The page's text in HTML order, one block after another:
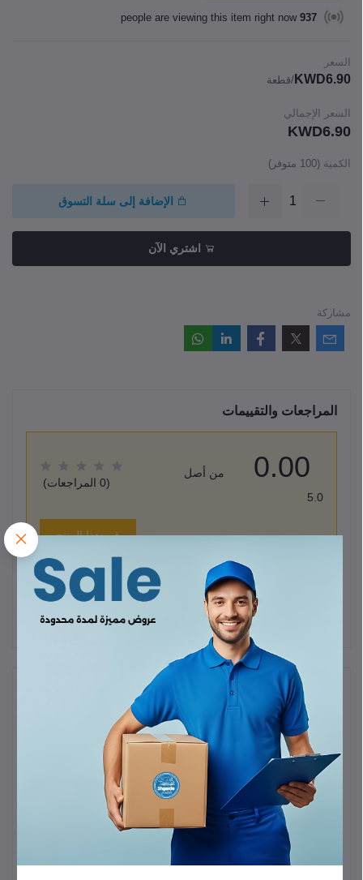
937
people are viewing this item right now
السعر
KWD6.90 /قطعة
السعر الإجمالي
KWD6.90
الكمية (
100 متوفر)
الإضافة إلى سلة التسوق
اشتري الآن
مشاركة
المراجعات والتقييمات
0.00
من أصل
5.0
(0 المراجعات)
قيم هذا المنتج
لا يوجد هناك مراجعات لهذا المنتج حتى الآن.
وصف
"*إقران تلقائي
*تحكم ذكي باللمس *وضع أحادي أو ستيريو
*سماعات أذن مقاومة للعرق
*مدة تشغيل 10 ساعات
*إعادة شحن 3-4 مرات"